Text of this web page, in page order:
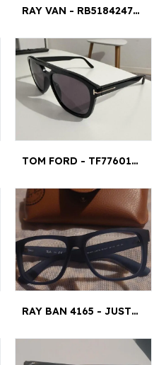
RAY VAN - RB518424795018145
TOM FORD - TF77601B 56¤16
RAY BAN 4165 - JUSTIN 53¤18